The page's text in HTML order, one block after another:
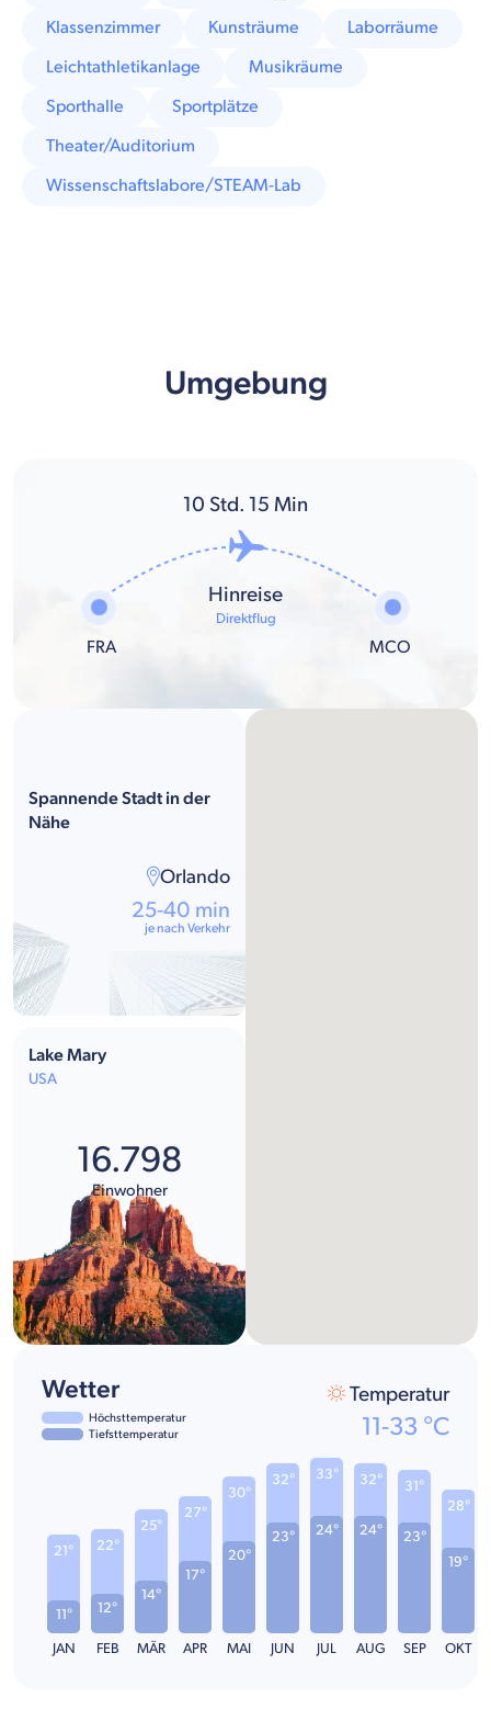
Klassenzimmer
Kunsträume
Laborräume
Leichtathletikanlage
Musikräume
Sporthalle
Sportplätze
Theater/Auditorium
Wissenschaftslabore/STEAM-Lab
Umgebung
10 Std. 15 Min
FRA
Hinreise
Direktflug
MCO
Spannende Stadt in der
Nähe
Orlando
25-40 min
je nach Verkehr
Lake Mary
USA
16.798
Einwohner
Wetter
Höchsttemperatur
Tiefsttemperatur
Temperatur
11-33 °C
11°
21°
JAN
12°
22°
FEB
14°
25°
MÄR
17°
27°
APR
20°
30°
MAI
23°
32°
JUN
24°
33°
JUL
24°
32°
AUG
23°
31°
SEP
19°
28°
OKT